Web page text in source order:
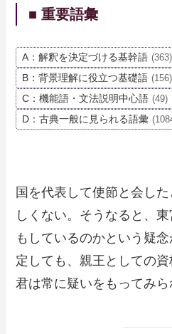
■ 重要語彙
A：解釈を決定づける基幹語 (363)
B：背景理解に役立つ基礎語 (156)
C：機能語・文法説明中心語 (49)
D：古典一般に見られる語彙
国を代表して使節と会し
しくない。そうなると、
もしているのかという疑
定しても、親王としての
君は常に疑いをもってみら